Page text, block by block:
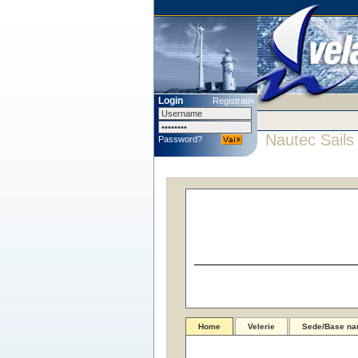
Login Registrati»
Password? Nautec Sails
Home Velerie Sede/Base